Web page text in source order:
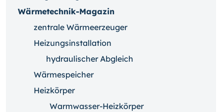
Wärmetechnik-Magazin
zentrale Wärmeerzeuger
Heizungsinstallation
hydraulischer Abgleich
Wärmespeicher
Heizkörper
Warmwasser-Heizkörper